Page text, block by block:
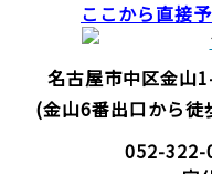
ここから直接
名古屋市中区金山
(金山6番出口から徒
052-322-